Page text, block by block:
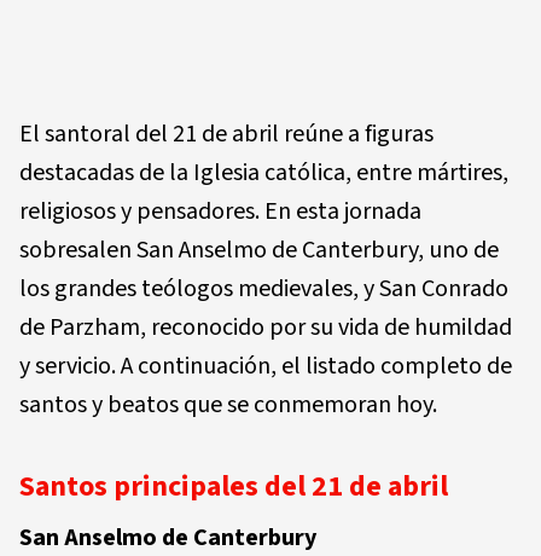
El santoral del 21 de abril reúne a figuras
destacadas de la Iglesia católica, entre mártires,
religiosos y pensadores. En esta jornada
sobresalen San Anselmo de Canterbury, uno de
los grandes teólogos medievales, y San Conrado
de Parzham, reconocido por su vida de humildad
y servicio. A continuación, el listado completo de
santos y beatos que se conmemoran hoy.
Santos principales del 21 de abril
San Anselmo de Canterbury